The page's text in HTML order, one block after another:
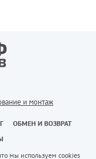
и монтаж
ОБМЕН И ВОЗВРАТ
мы используем cookies